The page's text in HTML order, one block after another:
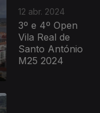
12 abr. 2024
3º e 4º Open
Vila Real de
Santo António
M25 2024